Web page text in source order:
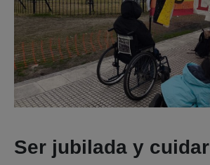
Ser jubilada y cuidar